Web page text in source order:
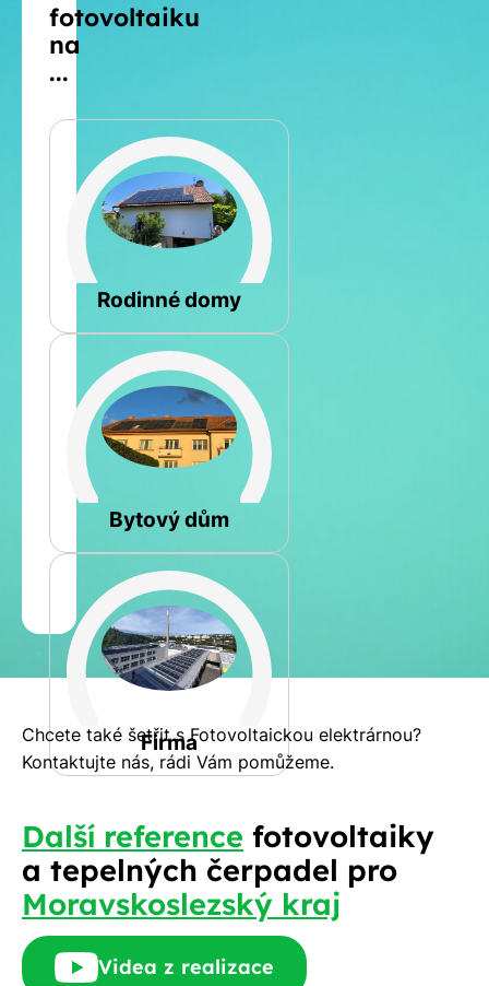
fotovoltaiku
na
...
Rodinné domy
Bytový dům
Firma
Šikmá
Jiná
Spočítat
kalkulaci
Jméno
a
příjmení
Telefon
mail
Rádi
Vám
Chcete také šetřit s Fotovoltaickou elektrárnou?
Kontaktujte nás, rádi Vám pomůžeme.
Další reference fotovoltaiky
a tepelných čerpadel pro
Moravskoslezský kraj
Videa z realizace